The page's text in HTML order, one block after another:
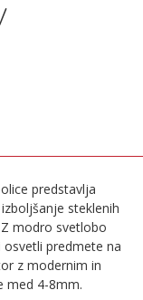
predstavlja
steklenih
modro svetlobo
predmete na
z modernim in
med 4-8mm.